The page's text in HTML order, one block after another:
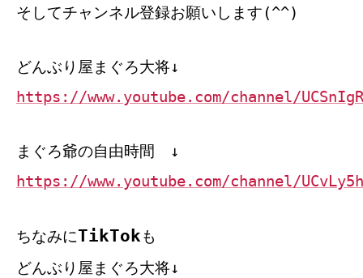
そしてチャンネル登録お願いします(^^)
どんぶり屋まぐろ大将↓
https://www.youtube.com/channel/
まぐろ爺の自由時間 ↓
https://www.youtube.com/channel/
ちなみにTikTokも
どんぶり屋まぐろ大将↓